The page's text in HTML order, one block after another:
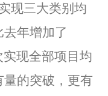
现三大类别均
年增加了
现全部项目均
的突破，更有